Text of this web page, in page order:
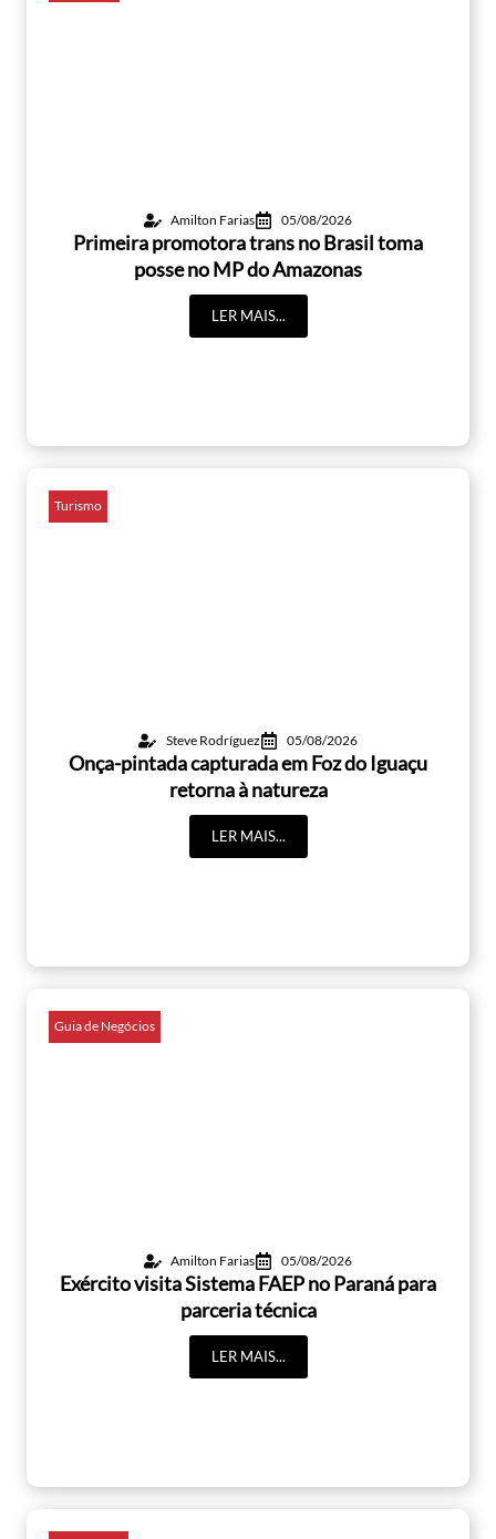
Amilton Farias 05/08/2026
Primeira promotora trans no Brasil toma
posse no MP do Amazonas
LER MAIS...
Turismo
Steve Rodríguez 05/08/2026
Onça-pintada capturada em Foz do Iguaçu
retorna à natureza
LER MAIS...
Guia de Negócios
Amilton Farias 05/08/2026
Exército visita Sistema FAEP no Paraná para
parceria técnica
LER MAIS...